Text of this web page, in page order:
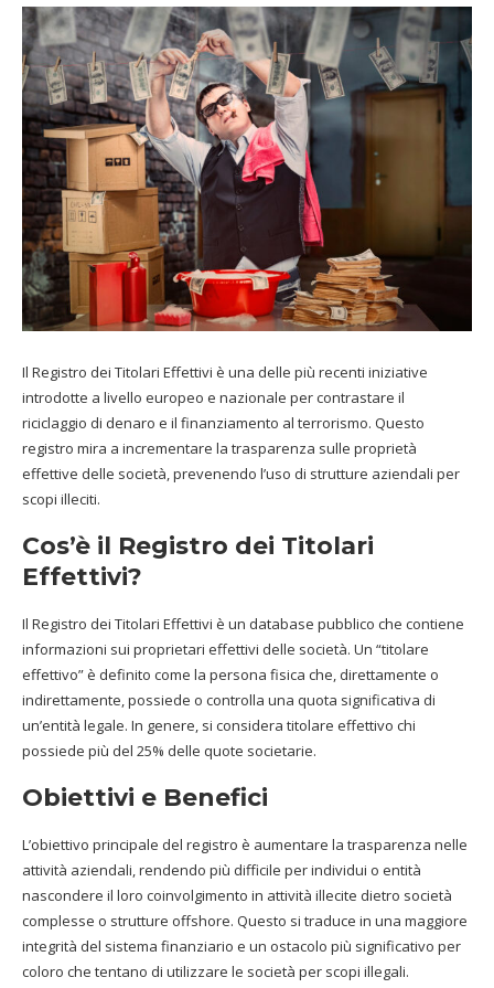
Il Registro dei Titolari Effettivi è una delle più recenti iniziative
introdotte a livello europeo e nazionale per contrastare il
riciclaggio di denaro e il finanziamento al terrorismo. Questo
registro mira a incrementare la trasparenza sulle proprietà
effettive delle società, prevenendo l’uso di strutture aziendali per
scopi illeciti.
Cos’è il Registro dei Titolari
Effettivi?
Il Registro dei Titolari Effettivi è un database pubblico che contiene
informazioni sui proprietari effettivi delle società. Un “titolare
effettivo” è definito come la persona fisica che, direttamente o
indirettamente, possiede o controlla una quota significativa di
un’entità legale. In genere, si considera titolare effettivo chi
possiede più del 25% delle quote societarie.
Obiettivi e Benefici
L’obiettivo principale del registro è aumentare la trasparenza nelle
attività aziendali, rendendo più difficile per individui o entità
nascondere il loro coinvolgimento in attività illecite dietro società
complesse o strutture offshore. Questo si traduce in una maggiore
integrità del sistema finanziario e un ostacolo più significativo per
coloro che tentano di utilizzare le società per scopi illegali.